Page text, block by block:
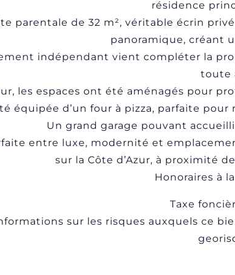
résidence
parentale de 32 m², véritable écrin
panoramique, créant
indépendant vient compléter la
toute
les espaces ont été aménagés pour
équipée d’un four à pizza, parfaite
Un grand garage pouvant
entre luxe, modernité et
sur la Côte d’Azur, à proximité
Honoraires à
Taxe
sur les risques auxquels ce